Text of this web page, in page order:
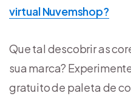
virtual Nuvemshop?
Que tal descobrir as
sua marca?
gratuito de paleta de